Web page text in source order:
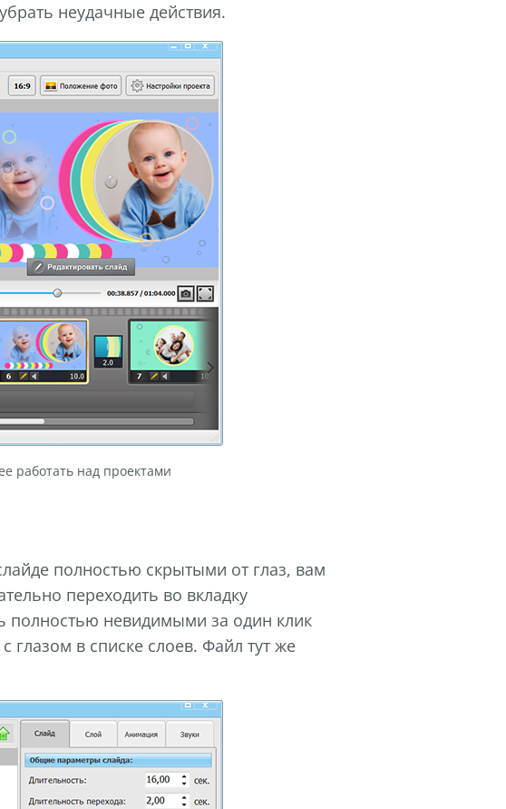
неудачные действия.
работать над проектами
полностью скрытыми от глаз, вам
переходить во вкладку
полностью невидимыми за один клик
в списке слоев. Файл тут же